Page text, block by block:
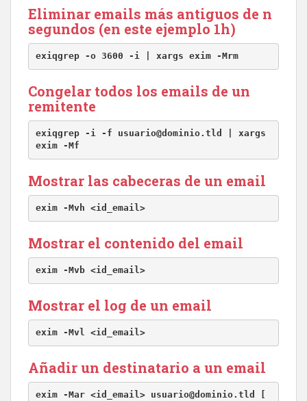
Eliminar emails más antiguos de n
segundos (en este ejemplo 1h)
exiqgrep -o 3600 -i | xargs exim -Mrm
Congelar todos los emails de un
remitente
exiqgrep -i -f usuario@dominio.tld | xargs
exim -Mf
Mostrar las cabeceras de un email
exim -Mvh <id_email>
Mostrar el contenido del email
exim -Mvb <id_email>
Mostrar el log de un email
exim -Mvl <id_email>
Añadir un destinatario a un email
exim -Mar <id_email> usuario@dominio.tld [